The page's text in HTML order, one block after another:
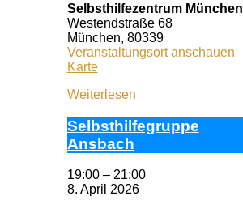
Selbsthilfezentrum München
Westendstraße 68
München, 80339
Veranstaltungsort anschauen
KarteSelbsthilfezentrum
Weiterlesen
Selbst­hil­fe­grup­pe
Ans­bach
19:00 – 21:00
8. April 2026